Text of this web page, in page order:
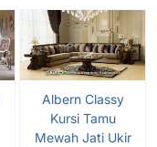
Albern Classy
Kursi Tamu
Mewah Jati Ukir